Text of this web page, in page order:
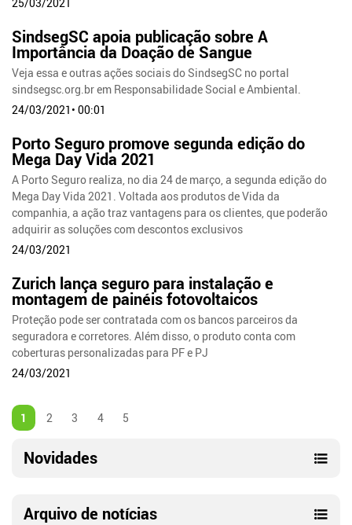
SindsegSC apoia publicação sobre A
Importância da Doação de Sangue
Veja essa e outras ações sociais do SindsegSC no portal
sindsegsc.org.br em Responsabilidade Social e Ambiental.
24/03/2021• 00:01
Porto Seguro promove segunda edição do
Mega Day Vida 2021
A Porto Seguro realiza, no dia 24 de março, a segunda edição do
Mega Day Vida 2021. Voltada aos produtos de Vida da
companhia, a ação traz vantagens para os clientes, que poderão
adquirir as soluções com descontos exclusivos
24/03/2021
Zurich lança seguro para instalação e
montagem de painéis fotovoltaicos
Proteção pode ser contratada com os bancos parceiros da
seguradora e corretores. Além disso, o produto conta com
coberturas personalizadas para PF e PJ
24/03/2021
1 2 3 4 5
Novidades
Arquivo de notícias